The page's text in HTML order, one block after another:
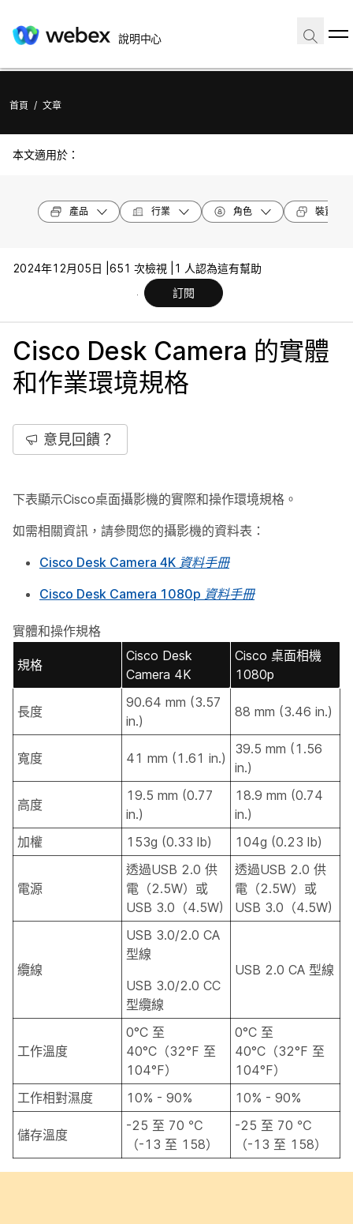
說明中心
首頁 / 文章
本文適用於：
產品 行業 角色 裝置機型
2024年12月05日 | 651 次檢視 |
1 人認為這有幫助
訂閱
Cisco Desk Camera 的實體
和作業環境規格
意見回饋？
下表顯示Cisco桌面攝影機的實際和操作環境規格。
如需相關資訊，請參閱您的攝影機的資料表：
Cisco Desk Camera 4K 資料手冊
Cisco Desk Camera 1080p 資料手冊
實體和操作規格
規格
Cisco Desk
Camera 4K
Cisco 桌面相機
1080p
長度
90.64 mm (3.57
in.)
88 mm (3.46 in.)
寬度 41 mm (1.61 in.)
39.5 mm (1.56
in.)
高度
19.5 mm (0.77
in.)
18.9 mm (0.74
in.)
加權
153g (0.33 lb) 104g (0.23 lb)
電源
透過USB 2.0 供
電（2.5W）或
USB 3.0（4.5W)
透過USB 2.0 供
電（2.5W）或
USB 3.0（4.5W)
纜線
USB 3.0/2.0 CA
型線
USB 3.0/2.0 CC
型纜線
USB 2.0 CA 型線
工作溫度
0°C 至
40°C（32°F 至
104°F）
0°C 至
40°C（32°F 至
104°F）
工作相對濕度
10% - 90% 10% - 90%
儲存溫度
-25 至 70 ℃
（-13 至 158）
-25 至 70 ℃
（-13 至 158）